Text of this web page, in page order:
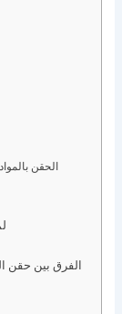
3. الحقن
الفرق بين حقن